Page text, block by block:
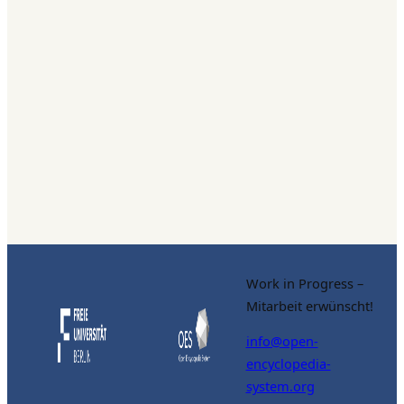
Work in Progress –
Mitarbeit erwünscht!
info@open-
encyclopedia-
system.org